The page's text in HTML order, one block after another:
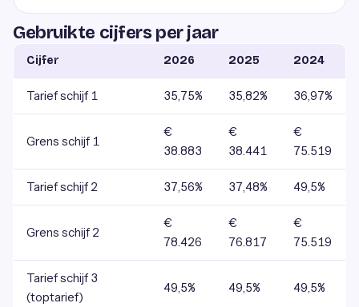
Gebruikte cijfers per jaar
Cijfer 2026 2025 2024
Tarief schijf 1 35,75% 35,82% 36,97%
Grens schijf 1
€
38.883
€
38.441
€
75.519
Tarief schijf 2 37,56% 37,48% 49,5%
Grens schijf 2
€
78.426
€
76.817
€
75.519
Tarief schijf 3
(toptarief)
49,5% 49,5% 49,5%